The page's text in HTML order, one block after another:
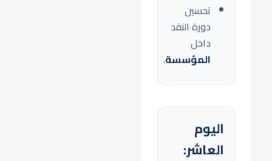
تحسين
دورة النقد
داخل
المؤسسة.
اليوم
العاشر: